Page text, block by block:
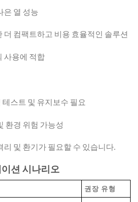
은 열 성능
더 컴팩트하고 비용 효율적인 솔루션
사용에 적합
스트 및 유지보수 필요
환경 위험 가능성
리 및 환기가 필요할 수 있습니다.
션 시나리오
권장 유형